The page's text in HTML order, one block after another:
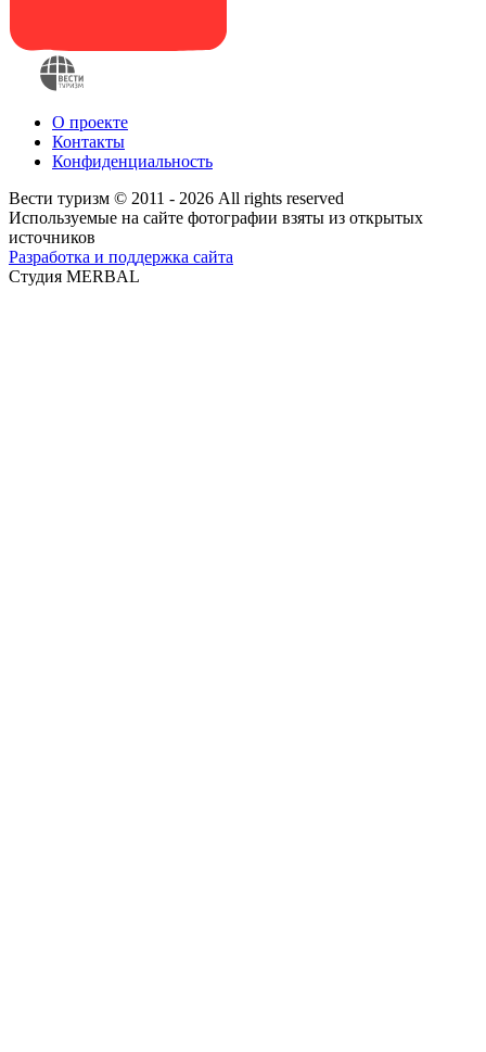
О проекте
Контакты
Конфиденциальность
Вести туризм © 2011 - 2026 All rights reserved
Используемые на сайте фотографии взяты из открытых
источников
Разработка и поддержка сайта
Студия MERBAL